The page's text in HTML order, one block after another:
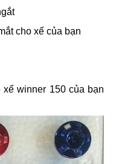
cho xế của bạn
xế winner 150 của bạn